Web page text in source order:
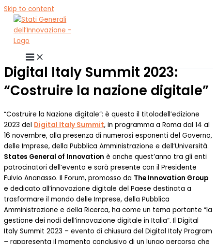
Skip to content
Digital Italy Summit 2023:
“Costruire la nazione digitale”
“Costruire la Nazione digitale”: è questo il titolodell’edizione
2023 del Digital Italy Summit, in programma a Roma dal 14 al
16 novembre, alla presenza di numerosi esponenti del Governo,
delle Imprese, della Pubblica Amministrazione e dell’Università.
States General of Innovation è anche quest’anno tra gli enti
patrocinatori dell’evento e sarà presente con il Presidente
Fulvio Ananasso. Il Forum, promosso da The Innovation Group
e dedicato all’innovazione digitale del Paese destinata a
trasformare il mondo delle Imprese, della Pubblica
Amministrazione e della Ricerca, ha come un tema portante “la
gestione dei nodi dell’innovazione digitale in Italia”. Il Digital
Italy Summit 2023 – evento di chiusura del Digital Italy Program
– rappresenta il momento conclusivo di un lungo percorso che